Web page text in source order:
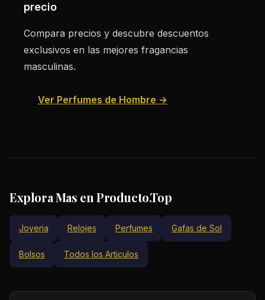
precio
Compara precios y descubre descuentos
exclusivos en las mejores fragancias
masculinas.
Ver Perfumes de Hombre →
Explora Mas en Producto.Top
Joyeria Relojes Perfumes Gafas de Sol
Bolsos Todos los Articulos